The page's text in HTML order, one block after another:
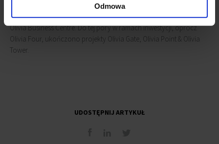
Odmowa
Olivia Four, 11-piętrowy nowoczesny budynek o powierzchni
najmu 14 700 mkw., stanowi czwarty etap centrum biurowego
Olivia Business Centre. Do tej pory w ramach inwestycji, oprócz
Olivia Four, ukończono projekty Olivia Gate, Olivia Point & Olivia
Tower.
UDOSTĘPNIJ ARTYKUŁ